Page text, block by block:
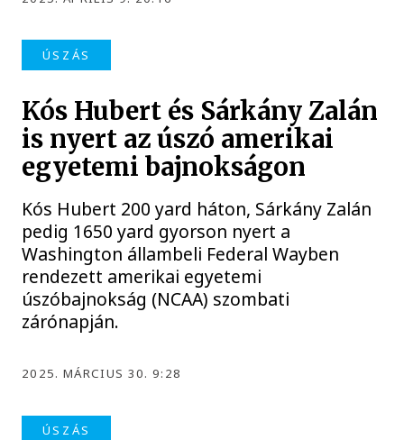
ÚSZÁS
Kós Hubert és Sárkány Zalán
is nyert az úszó amerikai
egyetemi bajnokságon
Kós Hubert 200 yard háton, Sárkány Zalán
pedig 1650 yard gyorson nyert a
Washington állambeli Federal Wayben
rendezett amerikai egyetemi
úszóbajnokság (NCAA) szombati
zárónapján.
2025. MÁRCIUS 30. 9:28
ÚSZÁS